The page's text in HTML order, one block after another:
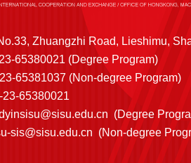
Zhuangzhi Road, Lieshimu,
65380021 (Degree Program)
65381037 (Non-degree Program)
23-65380021
(Degree
sis@sisu.edu.cn (Non-degree